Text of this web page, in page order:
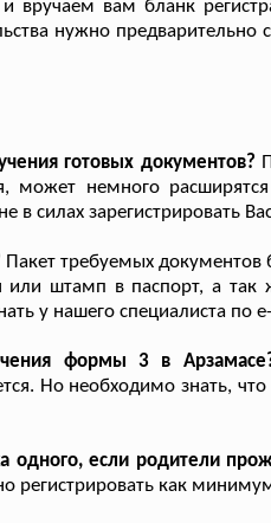
вручаем вам бланк
нужно предварительно
готовых документов?
может немного
силах зарегистрировать
Пакет требуемых документов
штамп в паспорт, а так
у нашего специалиста по
формы 3 в
Но необходимо знать,
одного, если родители
регистрировать как